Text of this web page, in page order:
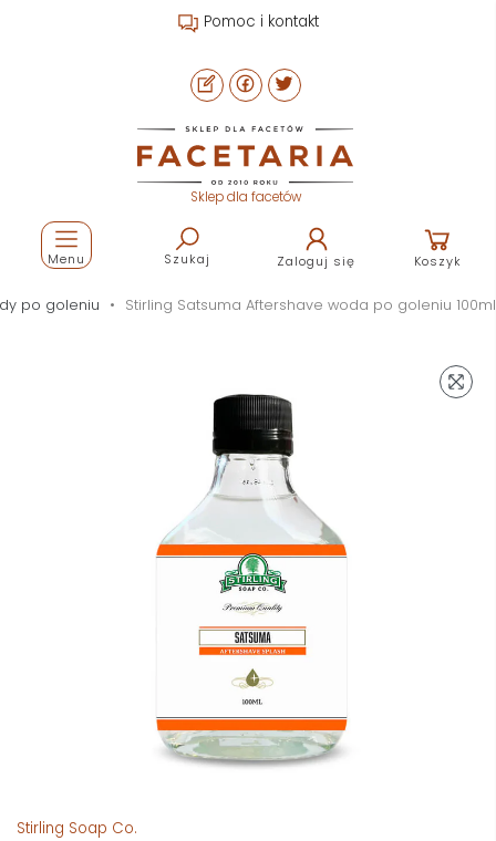
Pomoc i kontakt
Sklep dla facetów
Szukaj Zaloguj się Koszyk
Menu
po goleniu Stirling Satsuma Aftershave woda po goleniu 100ml
Stirling Soap Co.